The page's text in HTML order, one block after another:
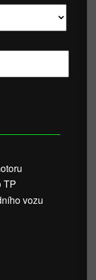
TP
vozu